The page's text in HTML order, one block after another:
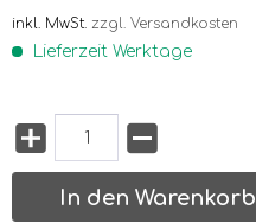
inkl. MwSt. zzgl. Versandkosten
Lieferzeit Werktage
In den Warenkorb